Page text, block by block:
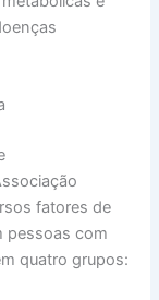
fatores de
pessoas com
quatro grupos: